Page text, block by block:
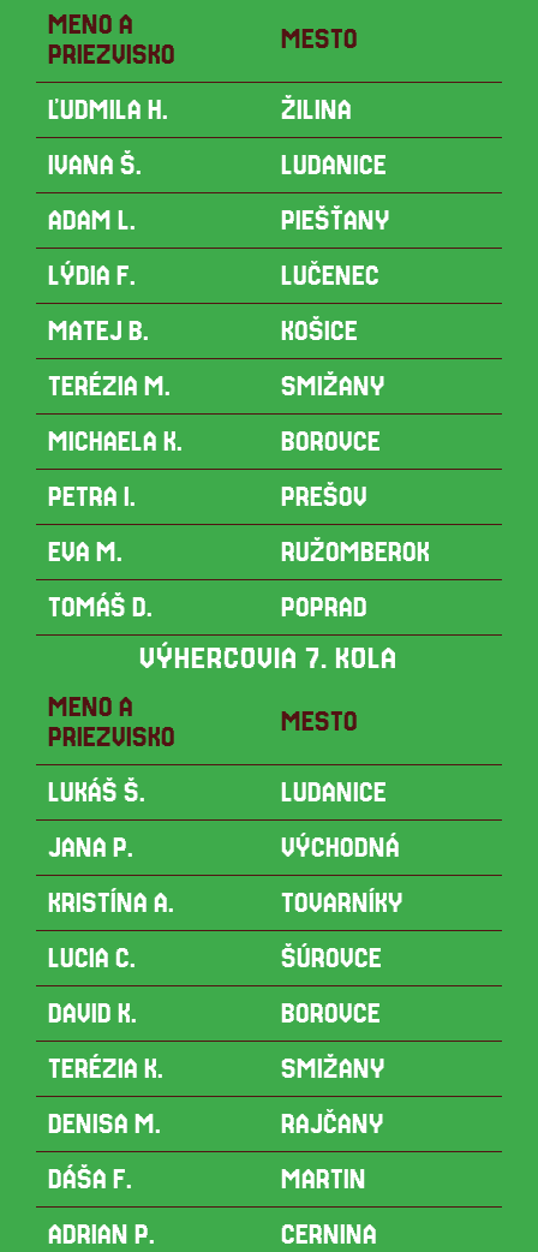
MENO A
PRIEZVISKO
MESTO
ĽUDMILA H.
ŽILINA
IVANA Š.
LUDANICE
ADAM L.
PIEŠŤANY
LÝDIA F.
LUČENEC
MATEJ B.
KOŠICE
TERÉZIA M.
SMIŽANY
MICHAELA K.
BOROVCE
PETRA I.
PREŠOV
EVA M.
RUŽOMBEROK
TOMÁŠ D.
POPRAD
VÝHERCOVIA 7. KOLA
MENO A
PRIEZVISKO
MESTO
LUKÁŠ Š.
LUDANICE
JANA P.
VÝCHODNÁ
KRISTÍNA A.
TOVARNÍKY
LUCIA C.
ŠÚROVCE
DAVID K.
BOROVCE
TERÉZIA K.
SMIŽANY
DENISA M.
RAJČANY
DÁŠA F.
MARTIN
ADRIAN P.
CERNINA